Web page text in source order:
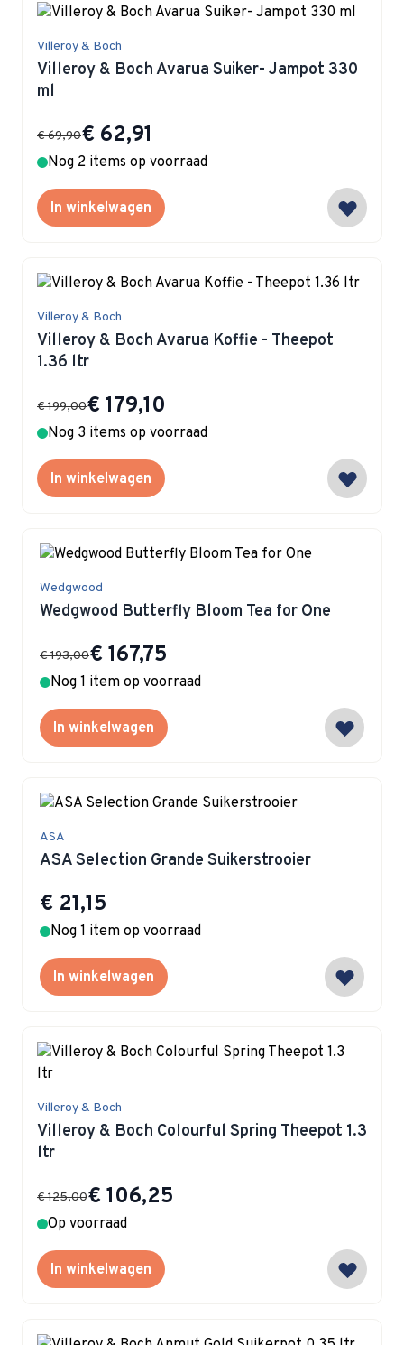
Villeroy & Boch
Villeroy & Boch Avarua Suiker- Jampot 330
ml
Special Price
€ 62,91
€ 69,90
Nog 2 items op voorraad
In winkelwagen
Villeroy & Boch
Villeroy & Boch Avarua Koffie - Theepot
1.36 ltr
Special Price
€ 179,10
€ 199,00
Nog 3 items op voorraad
In winkelwagen
Wedgwood
Wedgwood Butterfly Bloom Tea for One
Special Price
€ 167,75
€ 193,00
Nog 1 item op voorraad
In winkelwagen
ASA
ASA Selection Grande Suikerstrooier
€ 21,15
Nog 1 item op voorraad
In winkelwagen
Villeroy & Boch
Villeroy & Boch Colourful Spring Theepot 1.3
ltr
Special Price
€ 106,25
€ 125,00
Op voorraad
In winkelwagen